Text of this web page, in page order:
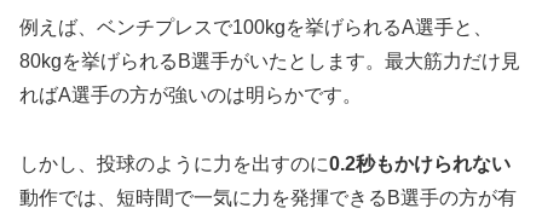
例えば、ベンチプレスで100kgを挙げられるA選手と、
80kgを挙げられるB選手がいたとします。最大筋力だけ見
ればA選手の方が強いのは明らかです。
しかし、投球のように力を出すのに0.2秒もかけられない
動作では、短時間で一気に力を発揮できるB選手の方が有